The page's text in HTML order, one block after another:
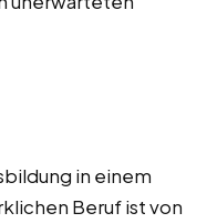
in einem
Beruf ist von